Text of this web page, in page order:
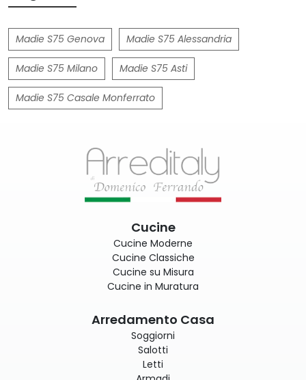
Madie S75 Genova Madie S75 Alessandria
Madie S75 Milano Madie S75 Asti
Madie S75 Casale Monferrato
Cucine
Cucine Moderne
Cucine Classiche
Cucine su Misura
Cucine in Muratura
Arredamento Casa
Soggiorni
Salotti
Letti